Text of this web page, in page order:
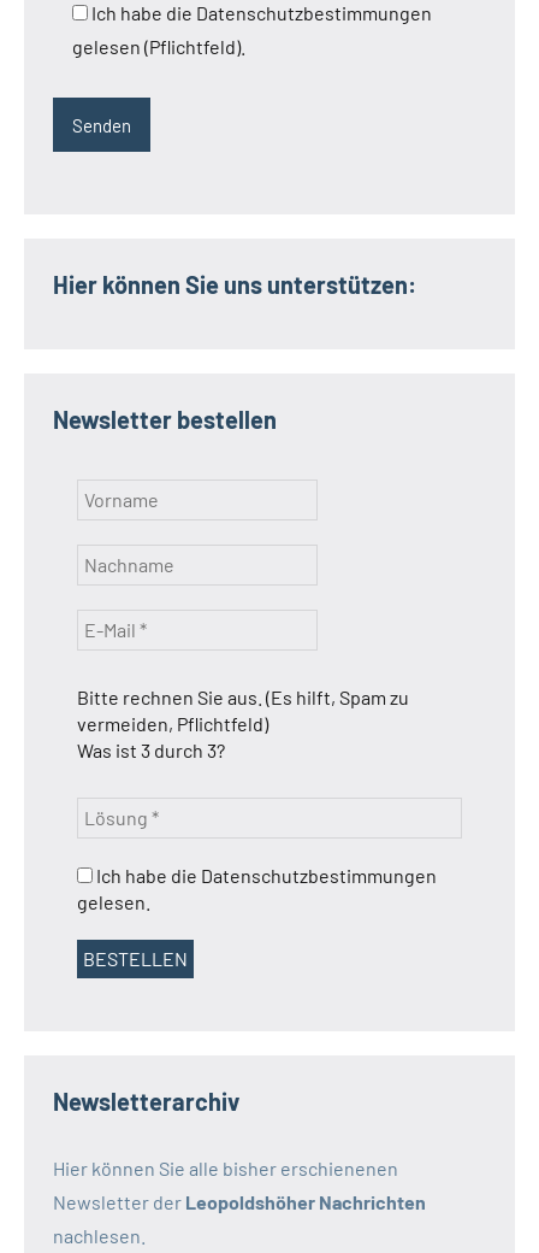
Ich habe die Datenschutzbestimmungen
gelesen (Pflichtfeld).
Hier können Sie uns unterstützen:
Newsletter bestellen
Bitte rechnen Sie aus. (Es hilft, Spam zu
vermeiden, Pflichtfeld)
Was ist 3 durch 3?
Ich habe die Datenschutzbestimmungen
gelesen.
Newsletterarchiv
Hier können Sie alle bisher erschienenen
Newsletter der Leopoldshöher Nachrichten
nachlesen.